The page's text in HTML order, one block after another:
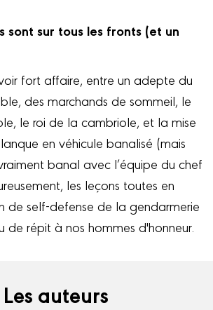
sont sur tous les fronts (et un
fort affaire, entre un adepte du
des marchands de sommeil, le
le roi de la cambriole, et la mise
en véhicule banalisé (mais
banal avec l’équipe du chef
les leçons toutes en
de self-defense de la gendarmerie
de répit à nos hommes d'honneur.
Les auteurs